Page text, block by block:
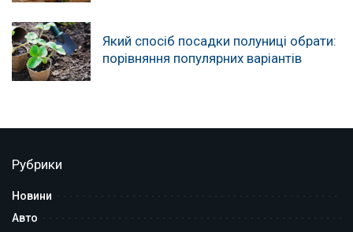
Який спосіб посадки полуниці обрати:
порівняння популярних варіантів
Рубрики
Новини
Авто